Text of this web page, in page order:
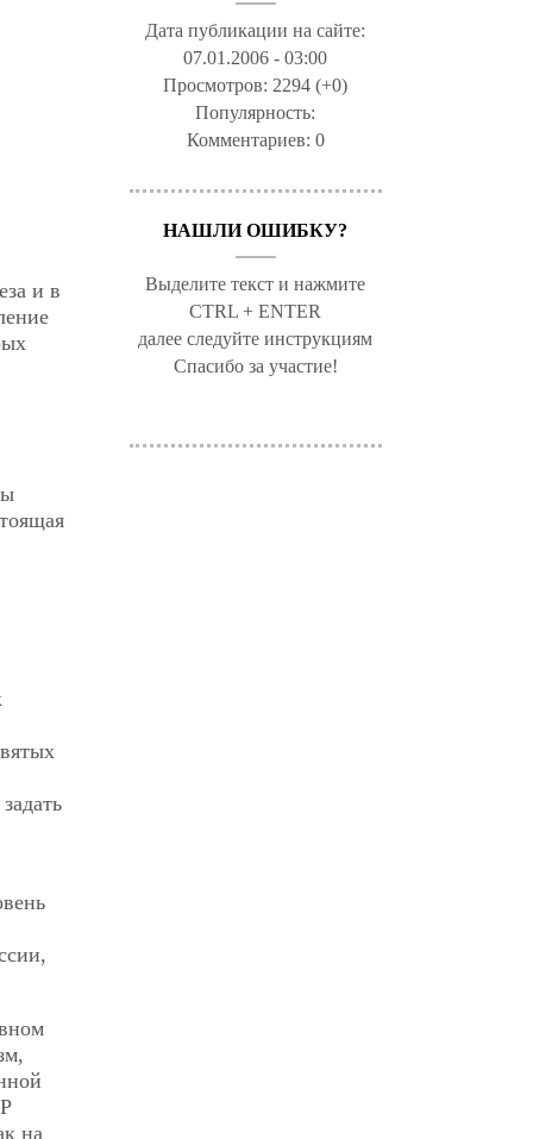
и в
на
Дата публикации на сайте:
07.01.2006 - 03:00
Просмотров: 2294 (+0)
Популярность:
Комментариев: 0
НАШЛИ ОШИБКУ?
Выделите текст и нажмите
CTRL + ENTER
далее следуйте инструкциям
Спасибо за участие!